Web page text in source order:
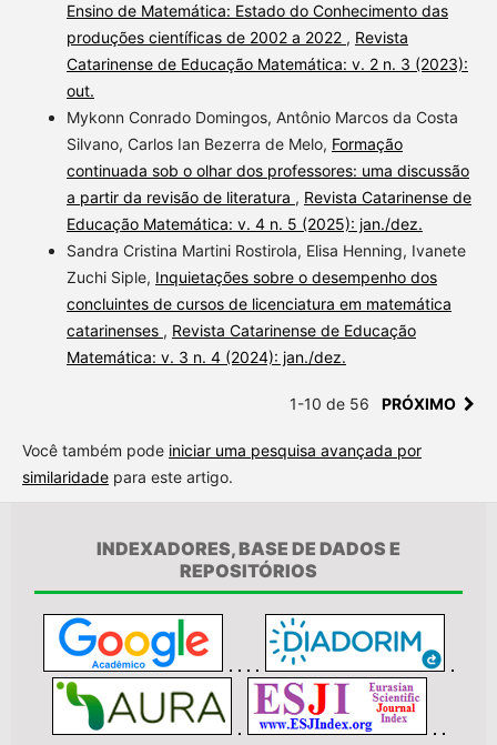
Ensino de Matemática: Estado do Conhecimento das
produções científicas de 2002 a 2022 , Revista
Catarinense de Educação Matemática: v. 2 n. 3 (2023):
out.
Mykonn Conrado Domingos, Antônio Marcos da Costa
Silvano, Carlos Ian Bezerra de Melo, Formação
continuada sob o olhar dos professores: uma discussão
a partir da revisão de literatura , Revista Catarinense de
Educação Matemática: v. 4 n. 5 (2025): jan./dez.
Sandra Cristina Martini Rostirola, Elisa Henning, Ivanete
Zuchi Siple, Inquietações sobre o desempenho dos
concluintes de cursos de licenciatura em matemática
catarinenses , Revista Catarinense de Educação
Matemática: v. 3 n. 4 (2024): jan./dez.
1-10 de 56 PRÓXIMO
Você também pode iniciar uma pesquisa avançada por
similaridadepara este artigo.
INDEXADORES, BASE DE DADOS E
REPOSITÓRIOS